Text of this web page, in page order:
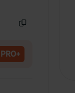
PRO+